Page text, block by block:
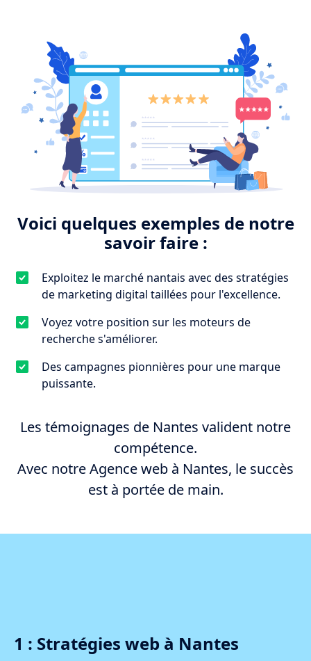
Voici quelques exemples de notre
savoir faire :
Exploitez le marché nantais avec des stratégies
de marketing digital taillées pour l'excellence.
Voyez votre position sur les moteurs de
recherche s'améliorer.
Des campagnes pionnières pour une marque
puissante.
Les témoignages de Nantes valident notre
compétence.
Avec notre Agence web à Nantes, le succès
est à portée de main.
1 : Stratégies web à Nantes